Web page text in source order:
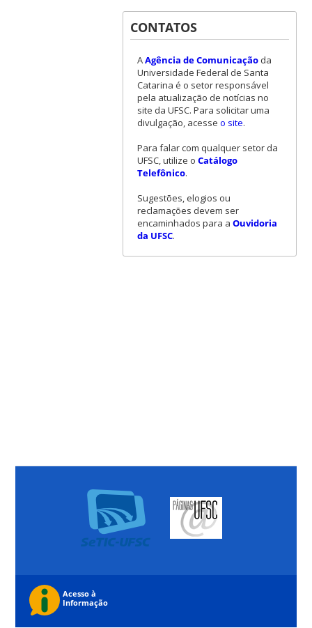
CONTATOS
AAgência de Comunicaçãoda
Universidade Federal de Santa
Catarina é o setor responsável
pela atualização de notícias no
site da UFSC. Para solicitar uma
divulgação, acesse o site.
Para falar com qualquer setor da
UFSC, utilize o Catálogo
Telefônico.
Sugestões, elogios ou
reclamações devem ser
encaminhados para a Ouvidoria
da UFSC.